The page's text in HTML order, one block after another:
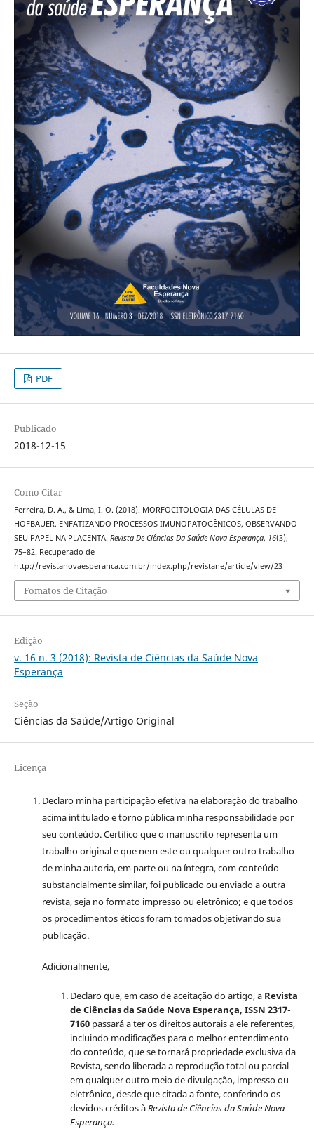
PDF
Publicado
2018-12-15
Como Citar
Ferreira, D. A., & Lima, I. O. (2018). MORFOCITOLOGIA DAS CÉLULAS DE
HOFBAUER, ENFATIZANDO PROCESSOS IMUNOPATOGÊNICOS, OBSERVANDO
SEU PAPEL NA PLACENTA. Revista De Ciências Da Saúde Nova Esperança, 16(3),
75–82. Recuperado de
http://revistanovaesperanca.com.br/index.php/revistane/article/view/23
Fomatos de Citação
Edição
v. 16 n. 3 (2018): Revista de Ciências da Saúde Nova
Esperança
Seção
Ciências da Saúde/Artigo Original
Licença
Declaro minha participação efetiva na elaboração do trabalho
acima intitulado e torno pública minha responsabilidade por
seu conteúdo. Certifico que o manuscrito representa um
trabalho original e que nem este ou qualquer outro trabalho
de minha autoria, em parte ou na íntegra, com conteúdo
substancialmente similar, foi publicado ou enviado a outra
revista, seja no formato impresso ou eletrônico; e que todos
os procedimentos éticos foram tomados objetivando sua
publicação.
Adicionalmente,
Declaro que, em caso de aceitação do artigo, a Revista
de Ciências da Saúde Nova Esperança, ISSN 2317-
7160passará a ter os direitos autorais a ele referentes,
incluindo modificações para o melhor entendimento
do conteúdo, que se tornará propriedade exclusiva da
Revista, sendo liberada a reprodução total ou parcial
em qualquer outro meio de divulgação, impresso ou
eletrônico, desde que citada a fonte, conferindo os
devidos créditos àRevista de Ciências da Saúde Nova
Esperança.